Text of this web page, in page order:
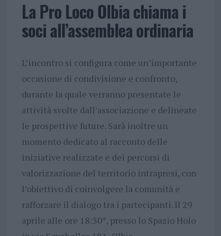
La Pro Loco Olbia chiama i
soci all’assemblea ordinaria
L’incontro si configura come un’importante
occasione di condivisione e confronto,
durante la quale verranno presentate le
attività svolte dall’associazione e delineate
le prospettive future. Sarà inoltre un
momento dedicato al racconto delle
iniziative realizzate e dei percorsi di
valorizzazione del territorio intrapresi, con
l’obiettivo di coinvolgere la comunità e
rafforzare il dialogo tra i partecipanti. Il 29
aprile alle ore 18:30*, presso lo Spazio Holo